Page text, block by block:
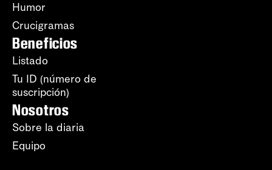
Humor
Crucigramas
Beneficios
Listado
Tu ID (número de
suscripción)
Nosotros
Sobre la diaria
Equipo